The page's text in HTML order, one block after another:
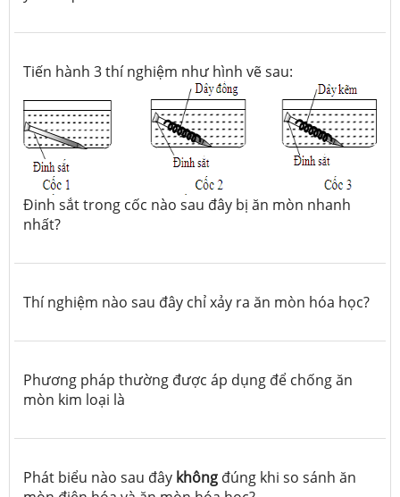
Tiến hành 3 thí nghiệm như hình vẽ sau:
Đinh sắt trong cốc nào sau đây bị ăn mòn nhanh
nhất?
Thí nghiệm nào sau đây chỉ xảy ra ăn mòn hóa học?
Phương pháp thường được áp dụng để chống ăn
mòn kim loại là
Phát biểu nào sau đây không đúng khi so sánh ăn